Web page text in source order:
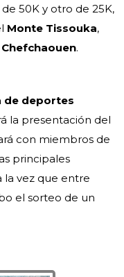
de 50K y otro de 25K,
Monte Tissouka,
.
de deportes
la presentación del
con miembros de
principales
la vez que entre
el sorteo de un